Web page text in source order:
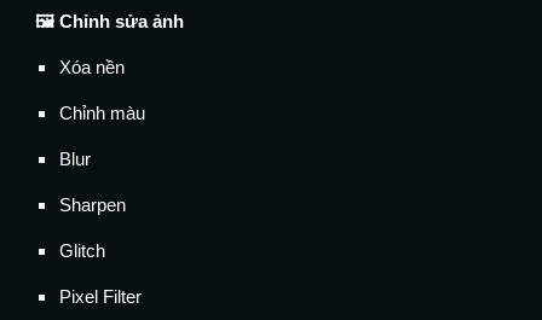
🖼️ Chỉnh sửa ảnh
Xóa nền
Chỉnh màu
Blur
Sharpen
Glitch
Pixel Filter